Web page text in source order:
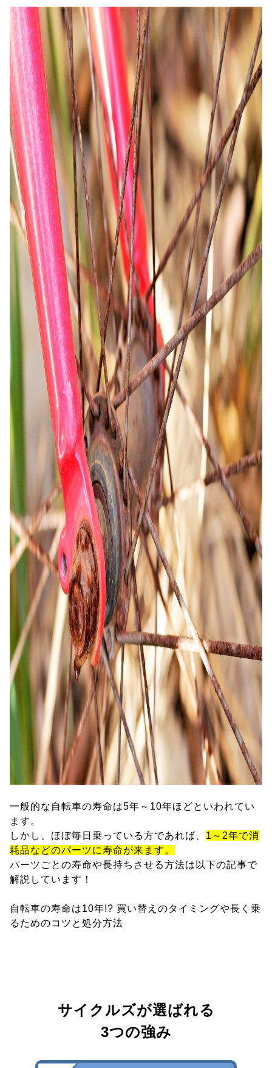
一般的な自転車の寿命は5年～10年ほどといわれてい
ます。
しかし、ほぼ毎日乗っている方であれば、 1～2年で消
耗品などのパーツに寿命が来ます。
パーツごとの寿命や長持ちさせる方法は以下の記事で
解説しています！
自転車の寿命は10年!? 買い替えのタイミングや長く乗
るためのコツと処分方法
サイクルズが選ばれる
3つの強み